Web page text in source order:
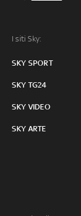
I siti Sky:
SKY SPORT
SKY TG24
SKY VIDEO
SKY ARTE